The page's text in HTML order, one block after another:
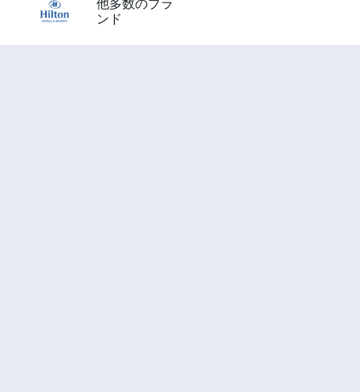
他多数のブラ
ンド